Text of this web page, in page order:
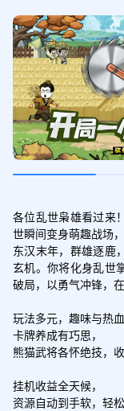
各位乱世枭雄看过来
世瞬间变身萌趣战场
东汉末年，群雄逐鹿
玄机。你将化身乱世
破局，以勇气冲锋，
玩法多元，趣味与热血
卡牌养成有巧思，
熊猫武将各怀绝技，
挂机收益全天候，
资源自动到手软，轻